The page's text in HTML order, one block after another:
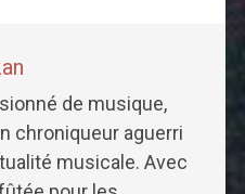
de musique,
chroniqueur aguerri
musicale. Avec